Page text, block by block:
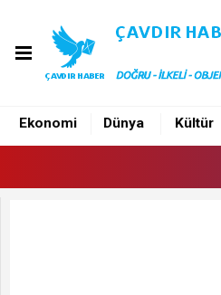
Ekonomi Dünya Kültür